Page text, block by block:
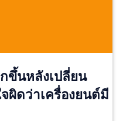
ขึ้นหลังเปลี่ยน
ผิดว่าเครื่องยนต์มี